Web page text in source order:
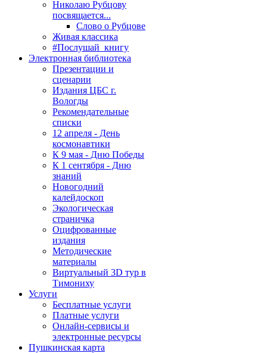
Николаю Рубцову
посвящается...
Слово о Рубцове
Живая классика
#Послушай_книгу
Электронная библиотека
Презентации и
сценарии
Издания ЦБС г.
Вологды
Рекомендательные
списки
12 апреля - День
космонавтики
К 9 мая - Дню Победы
К 1 сентября - Дню
знаний
Новогодний
калейдоскоп
Экологическая
страничка
Оцифрованные
издания
Методические
материалы
Виртуальный 3D тур в
Тимониху
Услуги
Бесплатные услуги
Платные услуги
Онлайн-сервисы и
электронные ресурсы
Пушкинская карта